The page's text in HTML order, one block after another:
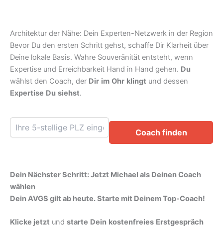
Architektur der Nähe: Dein Experten-Netzwerk in der Region
Bevor Du den ersten Schritt gehst, schaffe Dir Klarheit über
Deine lokale Basis. Wahre Souveränität entsteht, wenn
Expertise und Erreichbarkeit Hand in Hand gehen. Du
wählst den Coach, der Dir im Ohr klingt und dessen
Expertise Du siehst.
Coach finden
Dein Nächster Schritt: Jetzt Michael als Deinen Coach
wählen
Dein AVGS gilt ab heute. Starte mit Deinem Top-Coach!
Klicke jetzt und starte Dein kostenfreies Erstgespräch